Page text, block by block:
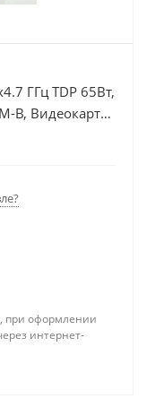
ГГц TDP 65Вт,
B, Видеокарта
Диски
при оформлении
интернет-